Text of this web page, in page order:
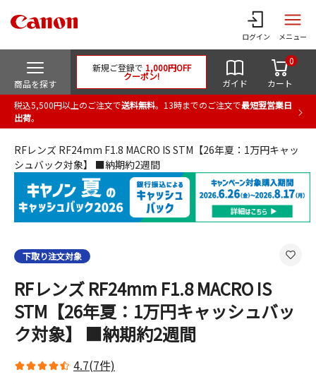
ログイン メニュー
商品を探す
新規ご登録で 1,000円OFF
クーポン!
ガイド カート
0
税込5,500円以上のご注文で送料無料。13時までのご注文で最短翌営業日
出荷。
RFレンズ RF24mm F1.8 MACRO IS STM【26年夏：1万円キャッ
シュバック対象】 ■納期約2週間
下取り注文対象
RFレンズ RF24mm F1.8 MACRO IS
STM【26年夏：1万円キャッシュバッ
ク対象】 ■納期約2週間
4.7(7件)